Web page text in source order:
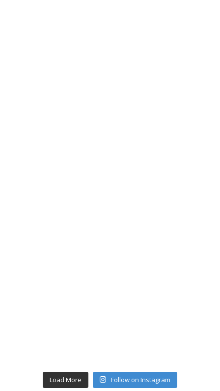
Load More Follow on Instagram